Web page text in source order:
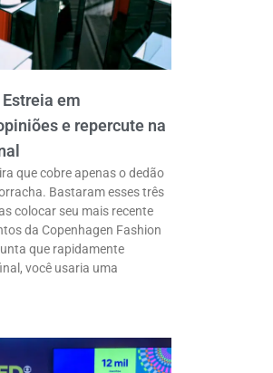
em
e repercute na
que cobre apenas o dedão
Bastaram esses três
colocar seu mais recente
da Copenhagen Fashion
que rapidamente
você usaria uma